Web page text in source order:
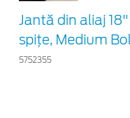
Jantă din aliaj
spițe, Medium
5752355